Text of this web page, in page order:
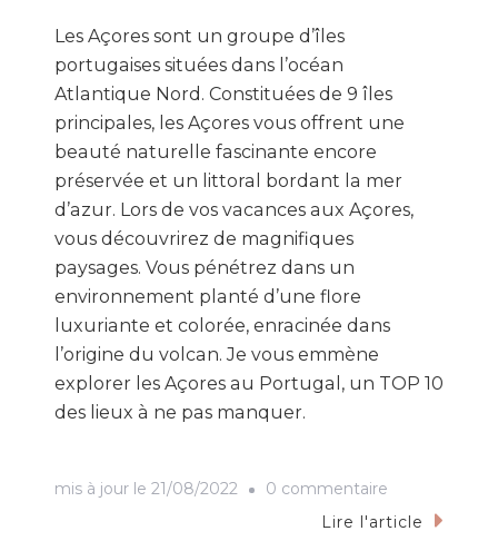
Les Açores sont un groupe d’îles
portugaises situées dans l’océan
Atlantique Nord. Constituées de 9 îles
principales, les Açores vous offrent une
beauté naturelle fascinante encore
préservée et un littoral bordant la mer
d’azur. Lors de vos vacances aux Açores,
vous découvrirez de magnifiques
paysages. Vous pénétrez dans un
environnement planté d’une flore
luxuriante et colorée, enracinée dans
l’origine du volcan. Je vous emmène
explorer les Açores au Portugal, un TOP 10
des lieux à ne pas manquer.
mis à jour le 21/08/2022 0 commentaire
Top
Lire l'article